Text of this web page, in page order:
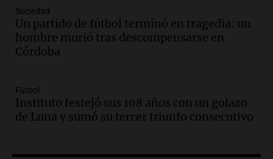
Episodios
Audio.Casabindo se prepara para una
celebración única: 30.000 turistas y el
tradicional Toreo de la Vincha
Audio.Borges, abogada de Pourrain:
"Tres hombres se lo llevaron para
hacerle preguntas y nunca regresó"
Episodios
Sociedad
Un partido de fútbol terminó en tragedia: un
hombre murió tras descompensarse en
Córdoba
Fútbol
Instituto festejó sus 108 años con un golazo
de Luna y sumó su tercer triunfo consecutivo